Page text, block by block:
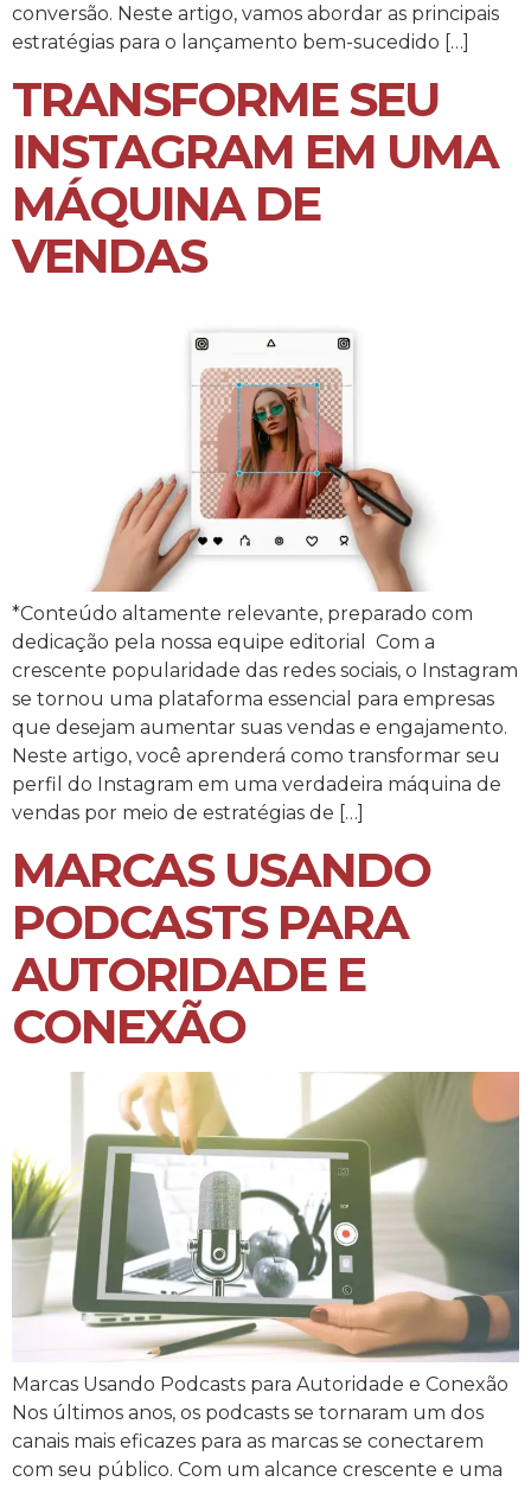
conversão. Neste artigo, vamos abordar as principais
estratégias para o lançamento bem-sucedido […]
TRANSFORME SEU
INSTAGRAM EM UMA
MÁQUINA DE
VENDAS
*Conteúdo altamente relevante, preparado com
dedicação pela nossa equipe editorial ​ Com a
crescente popularidade das redes sociais, o Instagram
se tornou uma plataforma essencial para empresas
que desejam aumentar suas vendas e engajamento.
Neste artigo, você aprenderá como transformar seu
perfil do Instagram em uma verdadeira máquina de
vendas por meio de estratégias de […]
MARCAS USANDO
PODCASTS PARA
AUTORIDADE E
CONEXÃO
Marcas Usando Podcasts para Autoridade e Conexão
Nos últimos anos, os podcasts se tornaram um dos
canais mais eficazes para as marcas se conectarem
com seu público. Com um alcance crescente e uma